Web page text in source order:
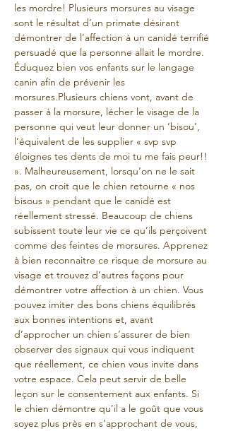
les mordre! Plusieurs morsures au visage
sont le résultat d’un primate désirant
démontrer de l’affection à un canidé terrifié
persuadé que la personne allait le mordre.
Éduquez bien vos enfants sur le langage
canin afin de prévenir les
morsures.Plusieurs chiens vont, avant de
passer à la morsure, lécher le visage de la
personne qui veut leur donner un ‘bisou’,
l’équivalent de les supplier « svp svp
éloignes tes dents de moi tu me fais peur!!
». Malheureusement, lorsqu’on ne le sait
pas, on croit que le chien retourne « nos
bisous » pendant que le canidé est
réellement stressé. Beaucoup de chiens
subissent toute leur vie ce qu’ils perçoivent
comme des feintes de morsures. Apprenez
à bien reconnaitre ce risque de morsure au
visage et trouvez d’autres façons pour
démontrer votre affection à un chien. Vous
pouvez imiter des bons chiens équilibrés
aux bonnes intentions et, avant
d’approcher un chien s’assurer de bien
observer des signaux qui vous indiquent
que réellement, ce chien vous invite dans
votre espace. Cela peut servir de belle
leçon sur le consentement aux enfants. Si
le chien démontre qu’il a le goût que vous
soyez plus près en s’approchant de vous,